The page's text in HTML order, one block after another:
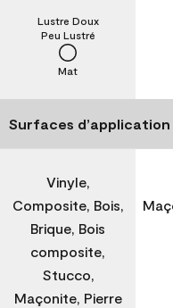
Mat
Peu Lustré
Lustre Doux
Surfaces
Vinyle,
Composite, Bois,
Brique, Bois
composite,
Stucco,
Maçonite, Pierre